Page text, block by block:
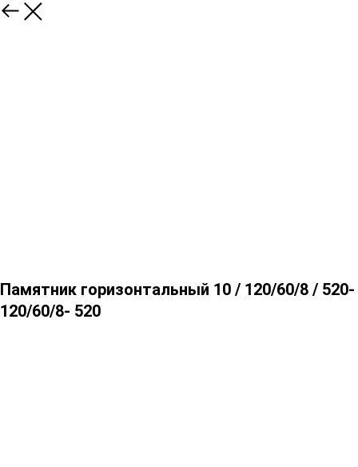
Памятник горизонтальный 10 / 120/60/8 / 520-
120/60/8- 520